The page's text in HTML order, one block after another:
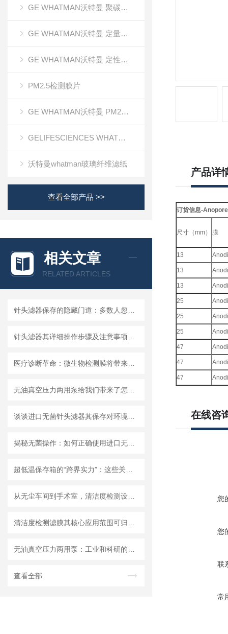
GE WHATMAN沃特曼 聚碳酸酯膜
GE WHATMAN沃特曼 定量滤纸
GE WHATMAN沃特曼 定性滤纸
PM2.5检测膜片
GE WHATMAN沃特曼 PM2.5专用产品
GELIFESCIENCES WHATMAN 转印记膜杂交膜
沃特曼whatman玻璃纤维滤纸
查看全部产品 >>
相关文章
RELATED ARTICLES
查看全部
产品详
订货信息-Anopore
尺寸（mm） 膜
13
13
13
25
25
25
47
47
47
在线咨
您
您
联
常